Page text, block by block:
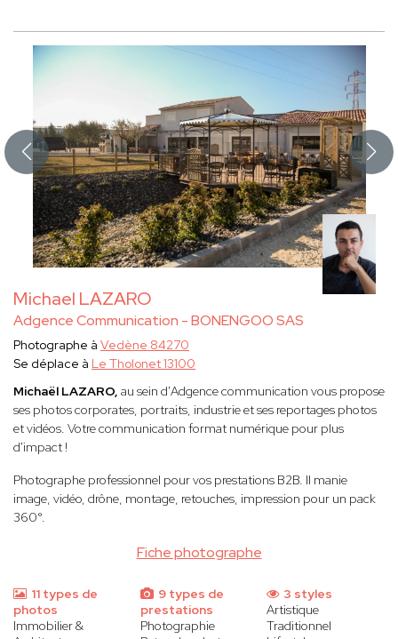
Michael LAZARO
Adgence Communication - BONENGOO SAS
Fiche photographe
Photographe à Vedène 84270
Se déplace à Le Tholonet 13100
Michaël LAZARO, au sein d'Adgence communication vous propose
ses photos corporates, portraits, industrie et ses reportages photos
et vidéos. Votre communication format numérique pour plus
d'impact !
Photographe professionnel pour vos prestations B2B. Il manie
image, vidéo, drône, montage, retouches, impression pour un pack
360°.
11 types de
photos
Immobilier &
9 types de
prestations
Photographie
3 styles
Artistique
Traditionnel